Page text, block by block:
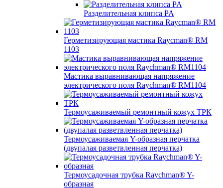
Разделительная клипса PA
Герметизирующая мастика Raycman® RM
1103
Мастика выравнивающая напряжение
электрического поля Raychman® RM1104
Термоусаживаемый ремонтный кожух ТРК
Термоусаживаемая Y-образная перчатка
(двупалая разветвленная перчатка)
Термоусадочная трубка Raychman® Y-
образная